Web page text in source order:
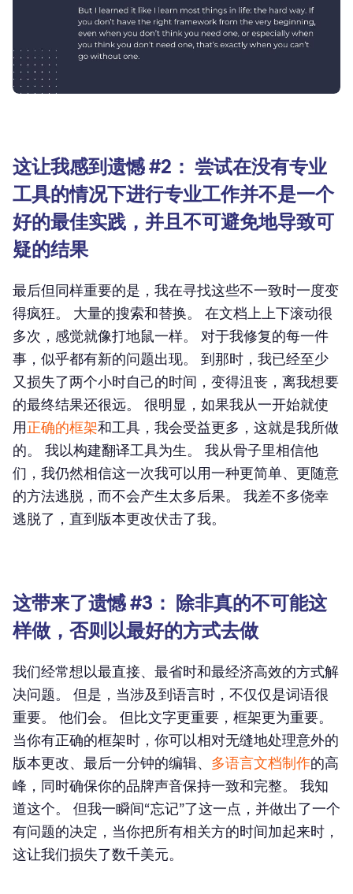
这让我感到遗憾 #2： 尝试在没有专业
工具的情况下进行专业工作并不是一个
好的最佳实践，并且不可避免地导致可
疑的结果
最后但同样重要的是，我在寻找这些不一致时一度变
得疯狂。 大量的搜索和替换。 在文档上上下滚动很
多次，感觉就像打地鼠一样。 对于我修复的每一件
事，似乎都有新的问题出现。 到那时，我已经至少
又损失了两个小时自己的时间，变得沮丧，离我想要
的最终结果还很远。 很明显，如果我从一开始就使
用正确的框架和工具，我会受益更多，这就是我所做
的。 我以构建翻译工具为生。 我从骨子里相信他
们，我仍然相信这一次我可以用一种更简单、更随意
的方法逃脱，而不会产生太多后果。 我差不多侥幸
逃脱了，直到版本更改伏击了我。
这带来了遗憾 #3： 除非真的不可能这
样做，否则以最好的方式去做
我们经常想以最直接、最省时和最经济高效的方式解
决问题。 但是，当涉及到语言时，不仅仅是词语很
重要。 他们会。 但比文字更重要，框架更为重要。
当你有正确的框架时，你可以相对无缝地处理意外的
版本更改、最后一分钟的编辑、 多语言文档制作的高
峰，同时确保你的品牌声音保持一致和完整。 我知
道这个。 但我一瞬间“忘记”了这一点，并做出了一个
有问题的决定，当你把所有相关方的时间加起来时，
这让我们损失了数千美元。